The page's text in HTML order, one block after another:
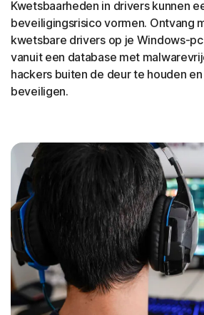
Kwetsbaarheden in drivers kunnen
beveiligingsrisico vormen. Ontvang
kwetsbare drivers op je Windows-
vanuit een database met
hackers buiten de deur te houden
beveiligen.